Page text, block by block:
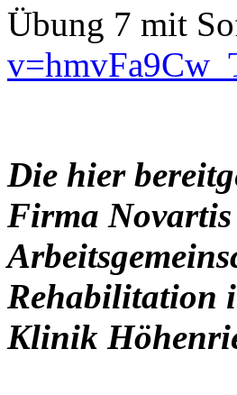
Übung 7 mit
Die hier
Firma
Rehabilitation
Klinik